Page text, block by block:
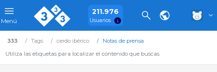
Menú
211.976
Usuarios
333 Tags cerdo ibérico
Notas de prensa
Utiliza las etiquetas para localizar el contenido que buscas.